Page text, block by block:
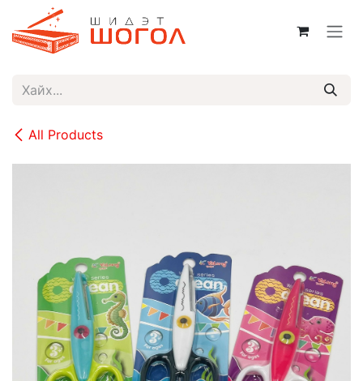
Skip to Content
All Products